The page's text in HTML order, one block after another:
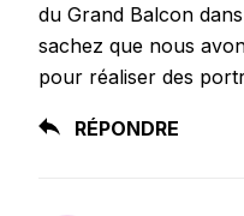
du Grand Balcon
sachez que nous
pour réaliser des
RÉPONDRE